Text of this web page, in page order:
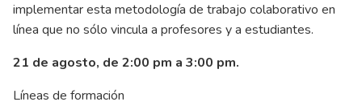
implementar esta metodología de trabajo colaborativo en
línea que no sólo vincula a profesores y a estudiantes.
21 de agosto, de 2:00 pm a 3:00 pm.
Líneas de formación